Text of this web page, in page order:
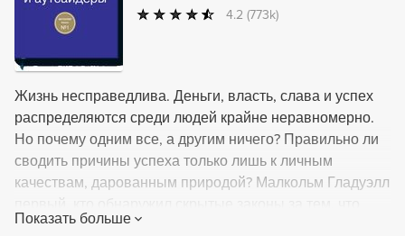
4.2 (773k)
Жизнь несправедлива. Деньги, власть, слава и успех
распределяются среди людей крайне неравномерно.
Но почему одним все, а другим ничего? Правильно ли
сводить причины успеха только лишь к личным
качествам, дарованным природой? Малкольм Гладуэлл
всегда казалось исключительно волей случая. Эти
Показать больше